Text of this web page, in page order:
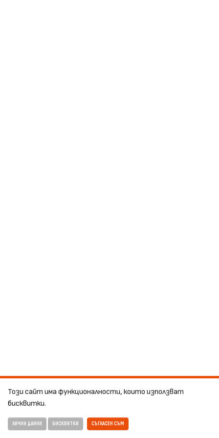
Този сайт има функционалности, които използват
бисквитки.
ЛИЧНИ ДАННИ БИСКВИТКИ СЪГЛАСЕН СЪМ